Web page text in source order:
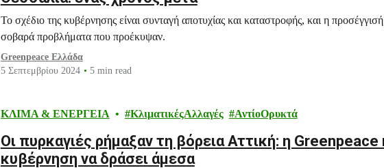
Το σχέδιο της κυβέρνησης είναι συνταγή αποτυχίας και καταστροφής, και η
σοβαρά προβλήματα που προέκυψαν.
Greenpeace Ελλάδα
5 Σεπτεμβρίου 2024
5 min read
ΚΛΙΜΑ & ΕΝΕΡΓΕΙΑ ΚλιματικέςΑλλαγές ΑντίοΟρυκτά
Οι πυρκαγιές ρήμαξαν τη βόρεια Αττική: η Greenpeace
κυβέρνηση να δράσει άμεσα